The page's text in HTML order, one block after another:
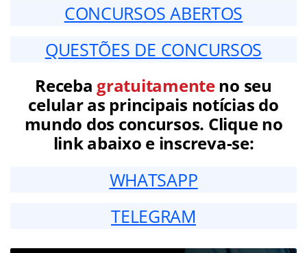
CONCURSOS ABERTOS
QUESTÕES DE CONCURSOS
Receba gratuitamenteno seu
celular as principais notícias do
mundo dos concursos. Clique no
link abaixo e inscreva-se:
WHATSAPP
TELEGRAM